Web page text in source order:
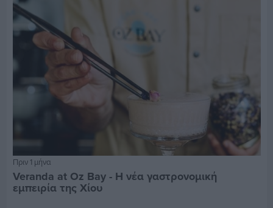
Πριν 1 μήνα
Veranda at Oz Bay - Η νέα γαστρονομική
εμπειρία της Χίου